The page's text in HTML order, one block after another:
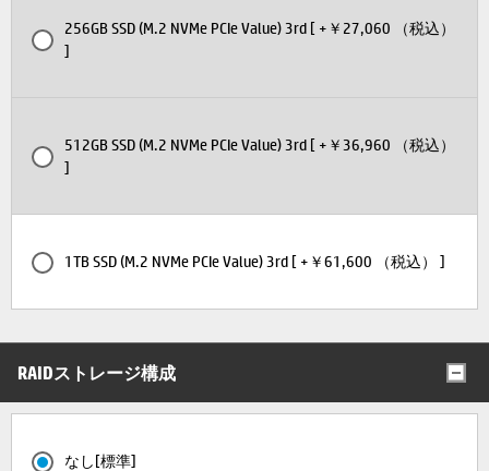
256GB SSD (M.2 NVMe PCIe Value) 3rd [ +￥27,060 （税込）
]
512GB SSD (M.2 NVMe PCIe Value) 3rd [ +￥36,960 （税込）
]
1TB SSD (M.2 NVMe PCIe Value) 3rd [ +￥61,600 （税込） ]
RAIDストレージ構成
なし[標準]